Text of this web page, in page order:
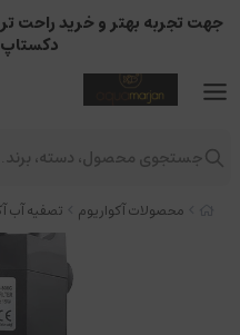
محصولات آکواریوم تصفیه آب
جهت تجربه بهتر و خرید راحت
دکستاپ
جستجوی محصول، دسته، برند...